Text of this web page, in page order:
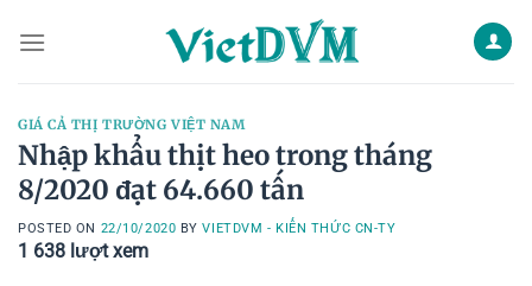
GIÁ CẢ THỊ TRƯỜNG VIỆT NAM
Nhập khẩu thịt heo trong tháng
8/2020 đạt 64.660 tấn
POSTED ON 22/10/2020 BYVIETDVM - KIẾN THỨC CN-TY
1 638 lượt xem